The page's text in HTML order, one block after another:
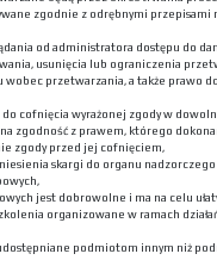
zgodnie z odrębnymi przepisami
od administratora dostępu do
usunięcia lub ograniczenia
przetwarzania, a także prawo
do cofnięcia wyrażonej zgody w
na zgodność z prawem, którego
zgody przed jej cofnięciem,
skargi do organu nadzorczego
jest dobrowolne i ma na celu
organizowane w ramach
podmiotom innym niż